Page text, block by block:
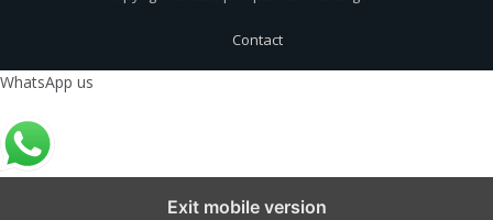
Contact
WhatsApp us
Exit mobile version